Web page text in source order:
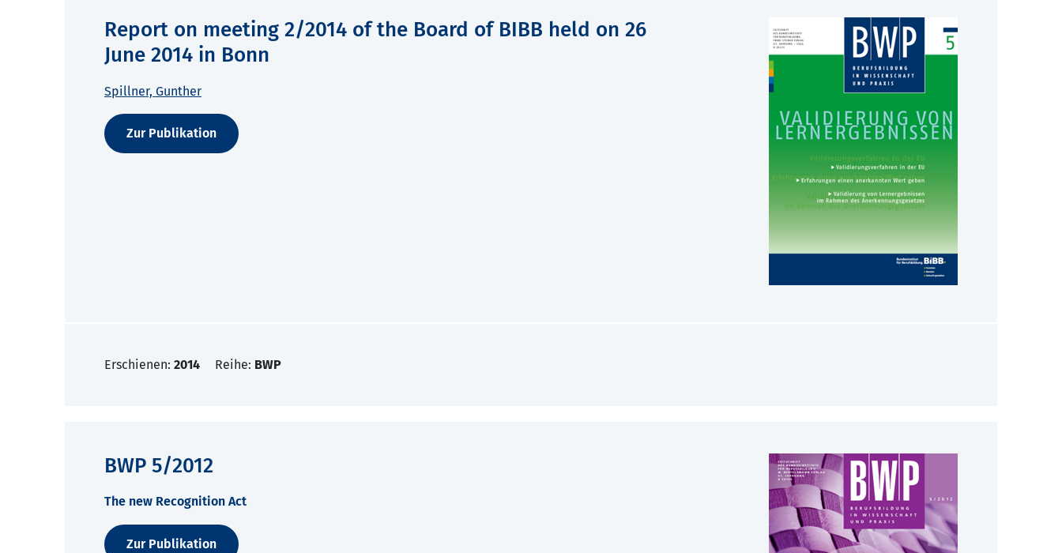
Report on meeting 2/2014 of the Board of BIBB held on 26
June 2014 in Bonn
Spillner, Gunther
Zur Publikation
Erschienen: 2014 Reihe: BWP
BWP 5/2012
The new Recognition Act
Zur Publikation